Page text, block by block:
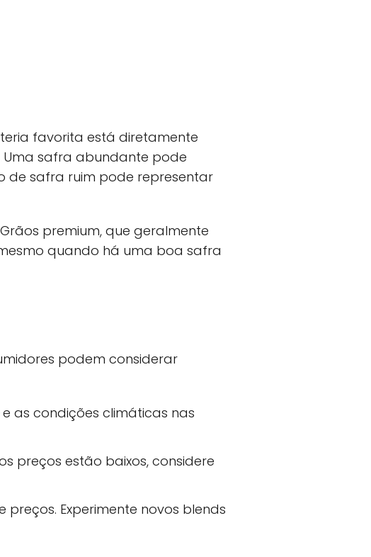
favorita está diretamente
safra abundante pode
de safra ruim pode representar
premium, que geralmente
quando há uma boa safra
podem considerar
as condições climáticas nas
preços estão baixos, considere
Experimente novos blends